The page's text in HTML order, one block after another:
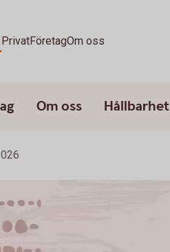
PrivatFöretagOm oss
Om oss Hållbarhet